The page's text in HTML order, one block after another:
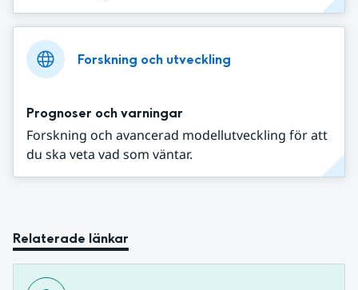
Forskning och utveckling
Prognoser och varningar
Forskning och avancerad modellutveckling för att
du ska veta vad som väntar.
Relaterade länkar